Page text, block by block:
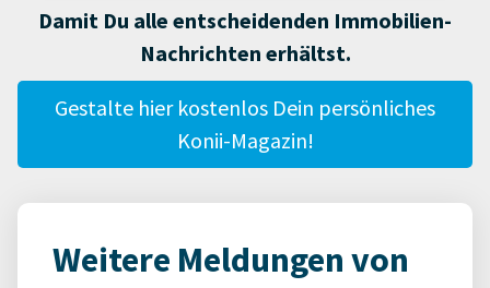
Damit Du alle entscheidenden Immobilien-
Nachrichten erhältst.
Gestalte hier kostenlos Dein persönliches
Konii-Magazin!
Weitere Meldungen von